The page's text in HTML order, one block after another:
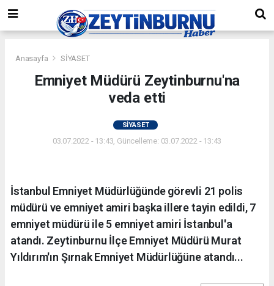
Anasayfa SİYASET
Emniyet Müdürü Zeytinburnu'na
veda etti
SİYASET
03.07.2022 - 13:43, Güncelleme: 03.07.2022 - 13:43
İstanbul Emniyet Müdürlüğünde görevli 21 polis
müdürü ve emniyet amiri başka illere tayin edildi, 7
emniyet müdürü ile 5 emniyet amiri İstanbul'a
atandı. Zeytinburnu İlçe Emniyet Müdürü Murat
Yıldırım'ın Şırnak Emniyet Müdürlüğüne atandı...